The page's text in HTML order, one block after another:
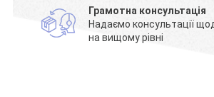
Грамотна консультація
Надаємо консультації
на вищому рівні